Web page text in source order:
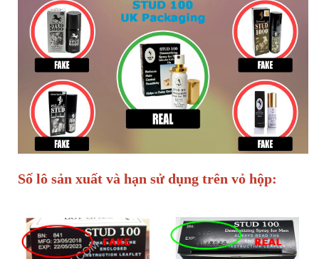
Số lô sản xuất và hạn sử dụng trên vỏ hộp: